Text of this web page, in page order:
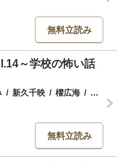
無料立読み
～学校の怖い話
/ 新久千映 / 櫂広海 /
無料立読み